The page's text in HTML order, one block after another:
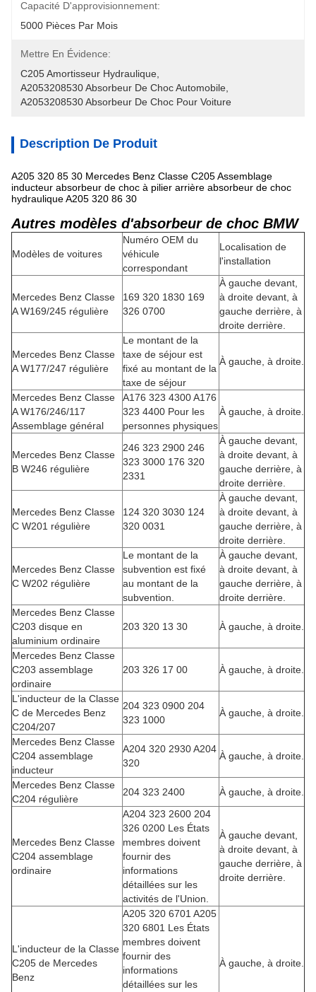
Capacité D'approvisionnement:
5000 Pièces Par Mois
Mettre En Évidence:
C205 Amortisseur Hydraulique
A2053208530 Absorbeur De Choc Automobile
A2053208530 Absorbeur De Choc Pour Voiture
Description De Produit
A205 320 85 30 Mercedes Benz Classe C205 Assemblage
inducteur absorbeur de choc à pilier arrière absorbeur de choc
hydraulique A205 320 86 30
Autres modèles d'absorbeur de choc BMW
Modèles de voitures
Numéro OEM du
véhicule
correspondant
Localisation de
l'installation
Mercedes Benz Classe
A W169/245 régulière
169 320 1830 169
326 0700
À gauche devant,
à droite devant, à
gauche derrière, à
droite derrière.
Mercedes Benz Classe
A W177/247 régulière
Le montant de la
taxe de séjour est
fixé au montant de la
taxe de séjour
À gauche, à droite.
Mercedes Benz Classe
A W176/246/117
Assemblage général
A176 323 4300 A176
323 4400 Pour les
personnes physiques
À gauche, à droite.
Mercedes Benz Classe
B W246 régulière
246 323 2900 246
323 3000 176 320
2331
À gauche devant,
à droite devant, à
gauche derrière, à
droite derrière.
Mercedes Benz Classe
C W201 régulière
124 320 3030 124
320 0031
À gauche devant,
à droite devant, à
gauche derrière, à
droite derrière.
Mercedes Benz Classe
C W202 régulière
Le montant de la
subvention est fixé
au montant de la
subvention.
À gauche devant,
à droite devant, à
gauche derrière, à
droite derrière.
Mercedes Benz Classe
C203 disque en
aluminium ordinaire
203 320 13 30 À gauche, à droite.
Mercedes Benz Classe
C203 assemblage
ordinaire
203 326 17 00 À gauche, à droite.
L'inducteur de la Classe
C de Mercedes Benz
C204/207
204 323 0900 204
323 1000
À gauche, à droite.
Mercedes Benz Classe
C204 assemblage
inducteur
A204 320 2930 A204
320
À gauche, à droite.
Mercedes Benz Classe
C204 régulière
204 323 2400 À gauche, à droite.
Mercedes Benz Classe
C204 assemblage
ordinaire
A204 323 2600 204
326 0200 Les États
membres doivent
fournir des
informations
détaillées sur les
activités de l'Union.
À gauche devant,
à droite devant, à
gauche derrière, à
droite derrière.
L'inducteur de la Classe
C205 de Mercedes
Benz
A205 320 6701 A205
320 6801 Les États
membres doivent
fournir des
informations
détaillées sur les
À gauche, à droite.